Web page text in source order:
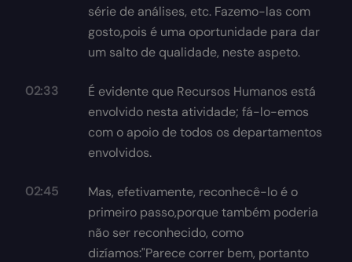
série de análises, etc. Fazemo-las com
gosto,pois é uma oportunidade para dar
um salto de qualidade, neste aspeto.
02:33
É evidente que Recursos Humanos está
envolvido nesta atividade; fá-lo-emos
com o apoio de todos os departamentos
envolvidos.
02:45
Mas, efetivamente, reconhecê-lo é o
primeiro passo,porque também poderia
não ser reconhecido, como
dizíamos:"Parece correr bem, portanto